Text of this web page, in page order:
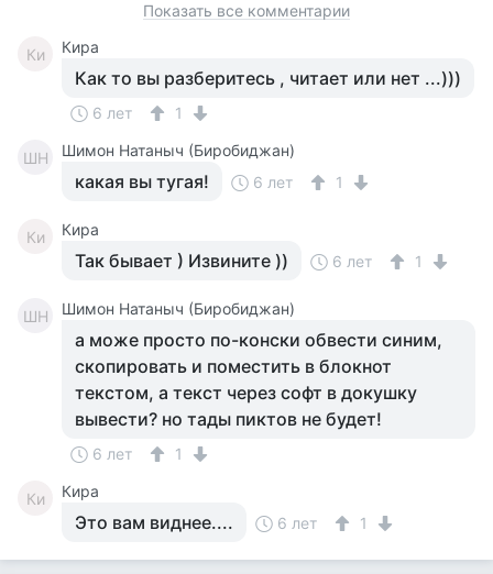
Показать все комментарии
Ки Кира
Как то вы разберитесь , читает или нет ...)))
6 лет 1
ШН Шимон Натаныч (Биробиджан)
какая вы тугая! 6 лет 1
Ки Кира
Так бывает ) Извините )) 6 лет 1
ШН Шимон Натаныч (Биробиджан)
а може просто по-конски обвести синим,
скопировать и поместить в блокнот
текстом, а текст через софт в докушку
вывести? но тады пиктов не будет!
6 лет 1
Ки Кира
Это вам виднее.... 6 лет 1